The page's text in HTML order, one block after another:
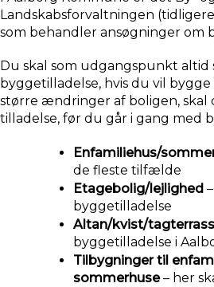
Landskabsforvaltningen
som behandler ansøgninger om
Du skal som udgangspunkt altid
byggetilladelse, hvis du vil bygge
større ændringer af boligen, skal
tilladelse, før du går i gang med
Enfamiliehus/
de fleste tilfælde
Etagebolig/lejlighed
byggetilladelse
Altan/kvist/
byggetilladelse i
Tilbygninger til
sommerhuse – her